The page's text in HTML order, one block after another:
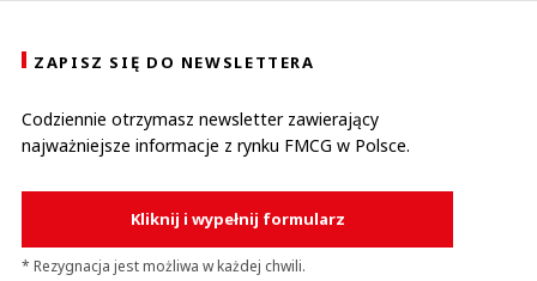
ZAPISZ SIĘ DO NEWSLETTERA
Codziennie otrzymasz newsletter zawierający
najważniejsze informacje z rynku FMCG w Polsce.
Kliknij i wypełnij formularz
* Rezygnacja jest możliwa w każdej chwili.